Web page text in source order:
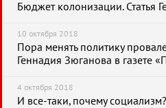
Бюджет колонизации. Статья
10 октября 2018
Пора менять политику
Геннадия Зюганова в газете
4 октября 2018
И все-таки, почему